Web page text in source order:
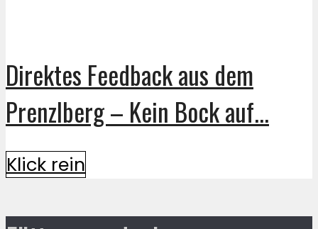
Direktes Feedback aus dem
Prenzlberg – Kein Bock auf...
Klick rein